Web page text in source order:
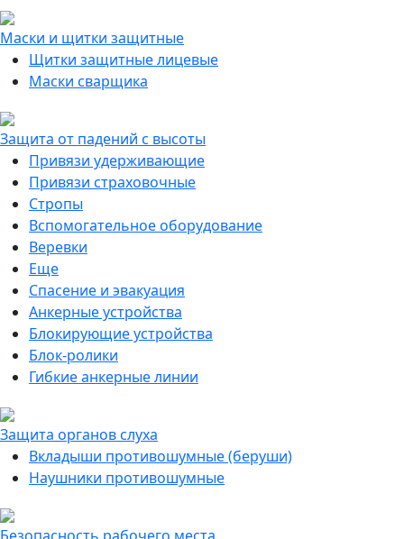
Маски и щитки защитные
Щитки защитные лицевые
Маски сварщика
Защита от падений с высоты
Привязи удерживающие
Привязи страховочные
Стропы
Вспомогательное оборудование
Веревки
Еще
Спасение и эвакуация
Анкерные устройства
Блокирующие устройства
Блок-ролики
Гибкие анкерные линии
Защита органов слуха
Вкладыши противошумные (беруши)
Наушники противошумные